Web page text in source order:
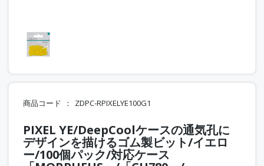
商品コード ZDPC-RPIXELYE100G1
PIXEL YE/DeepCoolケースの通気孔に
デザインを描けるゴム製ビット/イエロ
ー/100個パック/対応ケース